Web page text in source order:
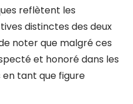
reflètent les
distinctes des deux
noter que malgré ces
et honoré dans les
en tant que figure